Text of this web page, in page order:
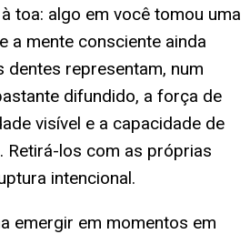
toa: algo em você tomou uma
a mente consciente ainda
dentes representam, num
difundido, a força de
visível e a capacidade de
Retirá-los com as próprias
intencional.
emergir em momentos em